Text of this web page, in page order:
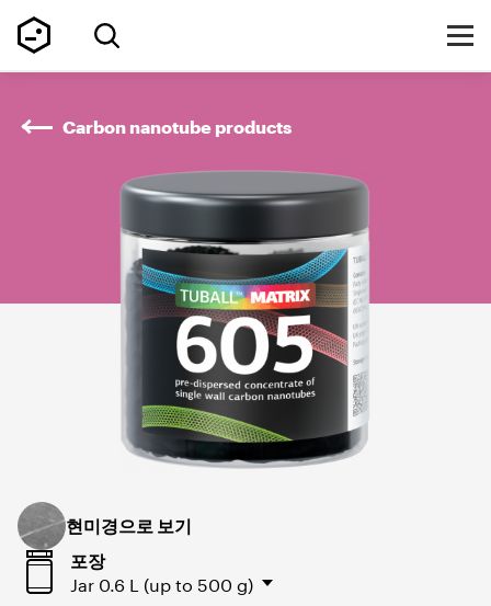
Carbon nanotube products
포장
Jar 0.6 L (up to 500 g)
현미경으로 보기